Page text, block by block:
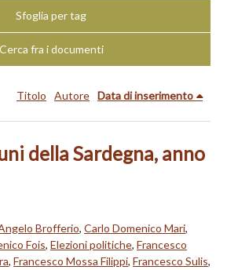
Sfoglia per tag
Cerca fra i documenti
Titolo Autore Data di inserimento
della Sardegna, anno
Brofferio, Carlo Domenico Mari,
Fois, Elezioni politiche, Francesco
, Francesco Mossa Filippi, Francesco Sulis,